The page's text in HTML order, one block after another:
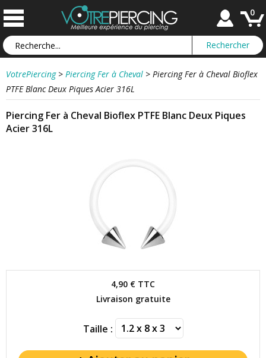
0
VotrePiercing > Piercing Fer à Cheval > Piercing Fer à Cheval Bioflex
PTFE Blanc Deux Piques Acier 316L
Piercing Fer à Cheval Bioflex PTFE Blanc Deux Piques
Acier 316L
4,90 € TTC
Livraison gratuite
Taille :